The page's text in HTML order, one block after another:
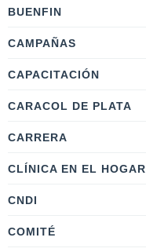
BUENFIN
CAMPAÑAS
CAPACITACIÓN
CARACOL DE PLATA
CARRERA
CLÍNICA EN EL HOGAR
CNDI
COMITÉ